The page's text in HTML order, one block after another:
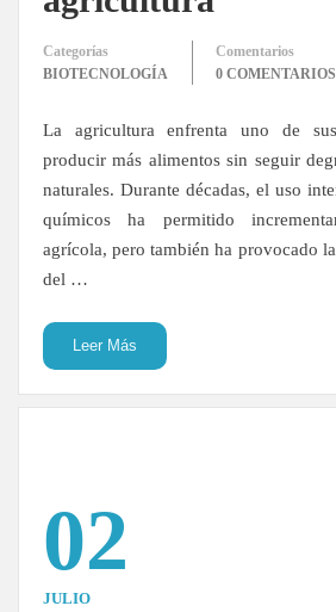
Categorías
BIOTECNOLOGÍA
Comentarios
0 COMENTARIOS
La agricultura enfrenta uno de
producir más alimentos sin seguir
naturales. Durante décadas, el uso
químicos ha permitido
agrícola, pero también ha provocado
del …
Leer Más
02
JULIO